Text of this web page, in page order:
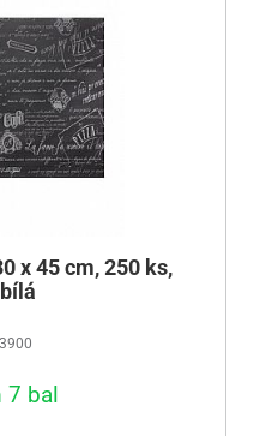
x 45 cm, 250 ks,
7 bal